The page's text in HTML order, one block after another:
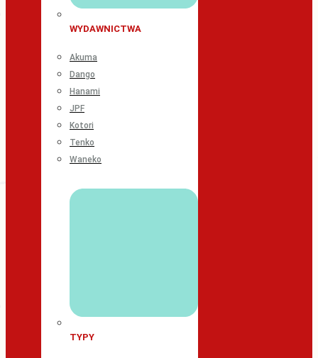
WYDAWNICTWA
Akuma
Dango
Hanami
JPF
Kotori
Tenko
Waneko
TYPY